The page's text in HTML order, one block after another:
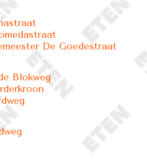
De Goedestraat
Blokweg